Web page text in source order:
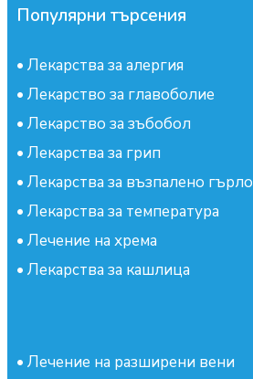
Популярни търсения
• Лекарства за алергия
• Лекарство за главоболие
• Лекарство за зъбобол
• Лекарства за грип
• Лекарства за възпалено гърло
• Лекарства за температура
• Лечение на хрема
• Лекарства за кашлица
• Лечение на разширени вени